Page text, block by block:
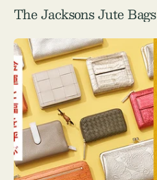
The Jacksons Jute Bags